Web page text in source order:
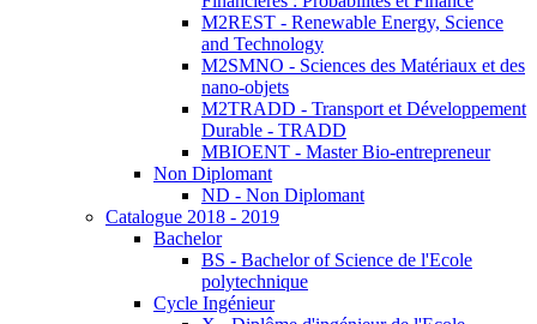
M2REST - Renewable Energy, Science
and Technology
M2SMNO - Sciences des Matériaux et des
nano-objets
M2TRADD - Transport et Développement
Durable - TRADD
MBIOENT - Master Bio-entrepreneur
Non Diplomant
ND - Non Diplomant
Catalogue 2018 - 2019
Bachelor
BS - Bachelor of Science de l'Ecole
polytechnique
Cycle Ingénieur